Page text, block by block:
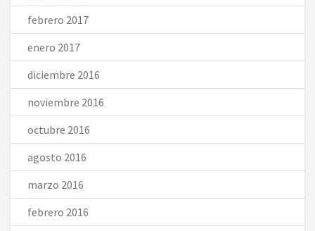
febrero 2017
enero 2017
diciembre 2016
noviembre 2016
octubre 2016
agosto 2016
marzo 2016
febrero 2016